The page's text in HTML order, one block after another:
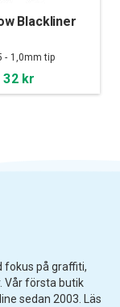
Blackliner
- 1,0mm tip
32 kr
fokus på graffiti,
Vår första butik
sedan 2003. Läs